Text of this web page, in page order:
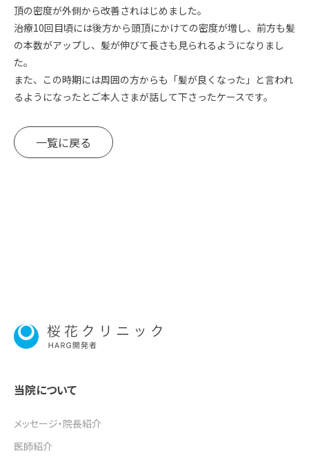
頂の密度が外側から改善されはじめました。
治療10回目頃には後方から頭頂にかけての密度が増し、前方も髪
の本数がアップし、髪が伸びて長さも見られるようになりまし
た。
また、この時期には周囲の方からも「髪が良くなった」と言われ
るようになったとご本人さまが話して下さったケースです。
一覧に戻る
当院について
メッセージ・院長紹介
医師紹介